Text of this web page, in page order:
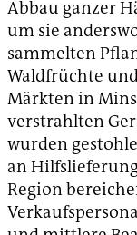
Abbau ganzer
um sie
sammelten
Waldfrüchte
Märkten in
verstrahlten
wurden
an
Region